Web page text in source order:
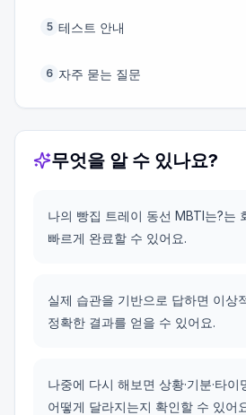
5 테스트 안내
6 자주 묻는 질문
무엇을 알 수 있나요?
나의 빵집 트레이 동선 MBTI는?는
빠르게 완료할 수 있어요.
실제 습관을 기반으로 답하면 이상
정확한 결과를 얻을 수 있어요.
나중에 다시 해보면 상황·기분·타
어떻게 달라지는지 확인할 수 있어